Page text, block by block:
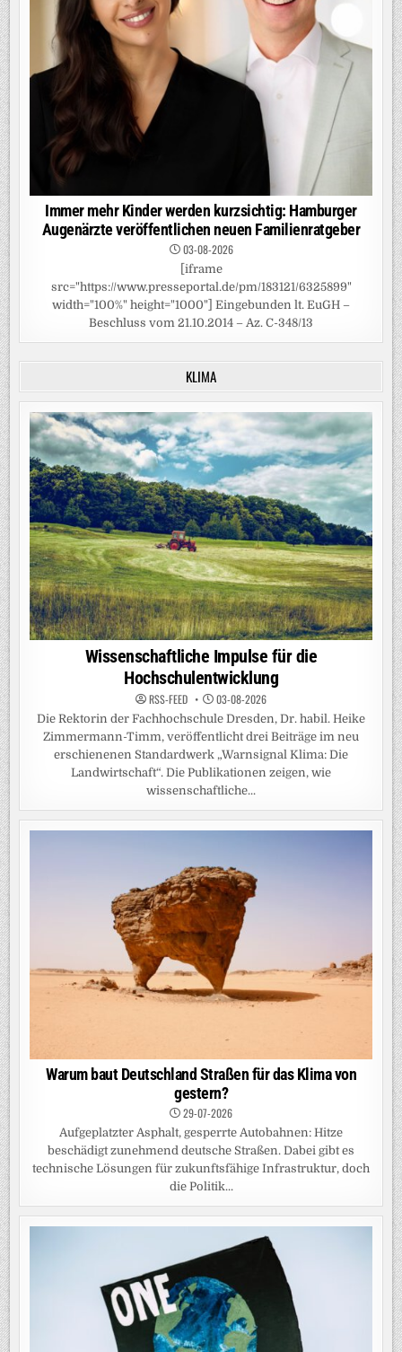
Immer mehr Kinder werden kurzsichtig: Hamburger
Augenärzte veröffentlichen neuen Familienratgeber
03-08-2026
[iframe
src="https://www.presseportal.de/pm/183121/6325899"
width="100%" height="1000"] Eingebunden lt. EuGH –
Beschluss vom 21.10.2014 – Az. C-348/13
KLIMA
Wissenschaftliche Impulse für die
Hochschulentwicklung
RSS-FEED 03-08-2026
Die Rektorin der Fachhochschule Dresden, Dr. habil. Heike
Zimmermann-Timm, veröffentlicht drei Beiträge im neu
erschienenen Standardwerk „Warnsignal Klima: Die
Landwirtschaft“. Die Publikationen zeigen, wie
wissenschaftliche...
Warum baut Deutschland Straßen für das Klima von
gestern?
29-07-2026
Aufgeplatzter Asphalt, gesperrte Autobahnen: Hitze
beschädigt zunehmend deutsche Straßen. Dabei gibt es
technische Lösungen für zukunftsfähige Infrastruktur, doch
die Politik...